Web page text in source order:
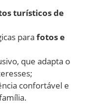
turísticos de
para fotos e
que adapta o
confortável e